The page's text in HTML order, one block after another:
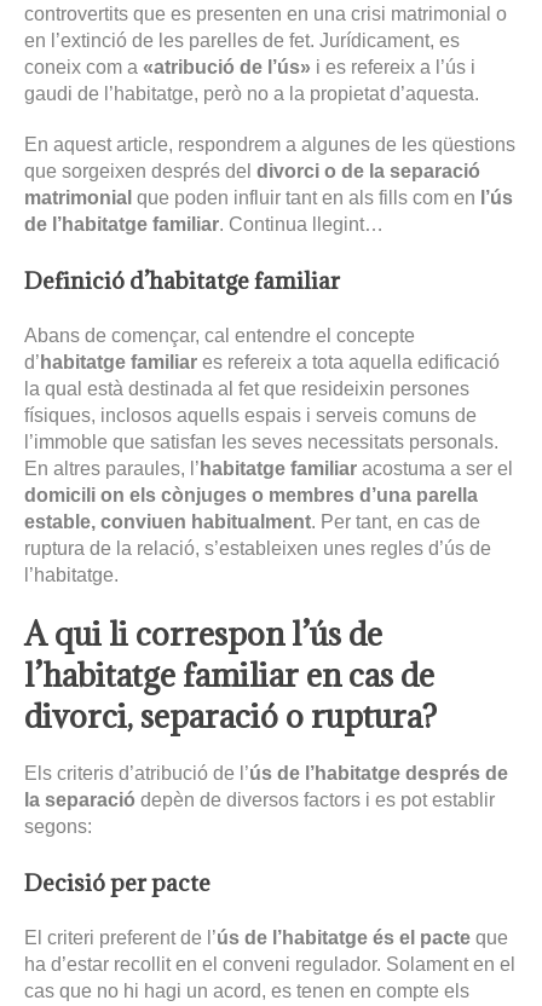
controvertits que es presenten en una crisi matrimonial o
en l’extinció de les parelles de fet. Jurídicament, es
coneix com a «atribució de l’ús» i es refereix a l’ús i
gaudi de l’habitatge, però no a la propietat d’aquesta.
En aquest article, respondrem a algunes de les qüestions
que sorgeixen després del divorci o de la separació
matrimonial que poden influir tant en als fills com en l’ús
de l’habitatge familiar. Continua llegint…
Definició d’habitatge familiar
Abans de començar, cal entendre el concepte
d’ habitatge familiar es refereix a tota aquella edificació
la qual està destinada al fet que resideixin persones
físiques, inclosos aquells espais i serveis comuns de
l’immoble que satisfan les seves necessitats personals.
En altres paraules, l’ habitatge familiar acostuma a ser el
domicili on els cònjuges o membres d’una parella
estable, conviuen habitualment. Per tant, en cas de
ruptura de la relació, s’estableixen unes regles d’ús de
l’habitatge.
A qui li correspon l’ús de
l’habitatge familiar en cas de
divorci, separació o ruptura?
Els criteris d’atribució de l’ús de l’habitatge després de
la separació depèn de diversos factors i es pot establir
segons:
Decisió per pacte
El criteri preferent de l’ús de l’habitatge és el pacte que
ha d’estar recollit en el conveni regulador. Solament en el
cas que no hi hagi un acord, es tenen en compte els